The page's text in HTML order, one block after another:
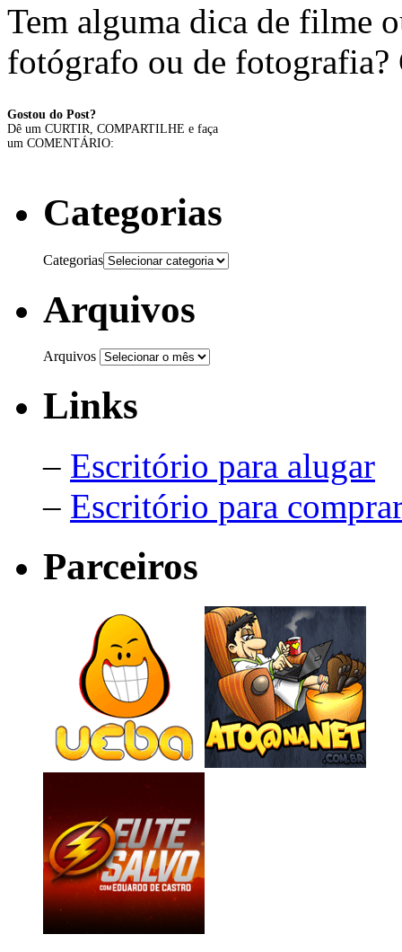
Tem alguma dica de filme
fotógrafo ou de fotografia?
Gostou do Post?
Dê um CURTIR, COMPARTILHE e faça
um COMENTÁRIO:
Categorias
Categorias
Arquivos
Arquivos
Links
– Escritório para alugar
– Escritório para
Parceiros